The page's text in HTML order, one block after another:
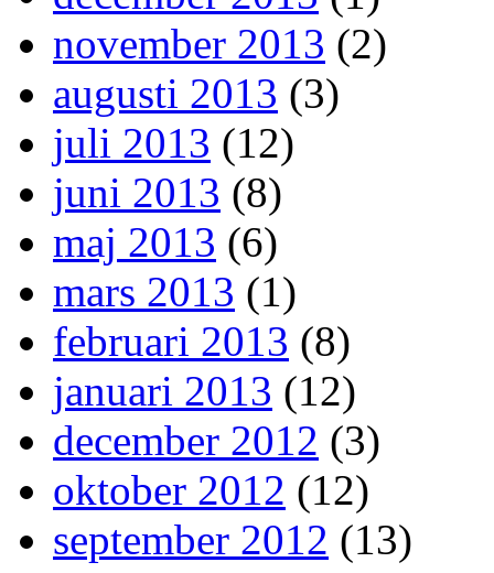
november 2013 (2)
augusti 2013 (3)
juli 2013 (12)
juni 2013 (8)
maj 2013 (6)
mars 2013 (1)
februari 2013 (8)
januari 2013 (12)
december 2012 (3)
oktober 2012 (12)
september 2012 (13)